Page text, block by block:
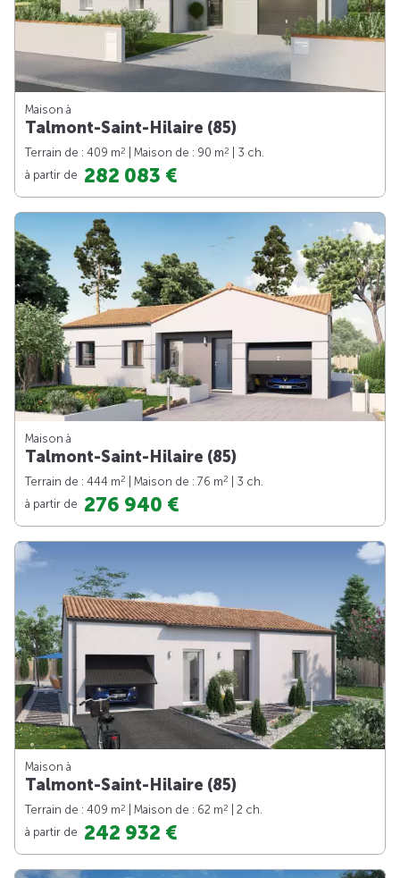
Maison à
Talmont-Saint-Hilaire (85)
Terrain de : 409 m2 | Maison de : 90 m2
| 3 ch.
à partir de 282 083 €
Maison à
Talmont-Saint-Hilaire (85)
Terrain de : 444 m2 | Maison de : 76 m2
| 3 ch.
à partir de 276 940 €
Maison à
Talmont-Saint-Hilaire (85)
Terrain de : 409 m2 | Maison de : 62 m2
| 2 ch.
à partir de 242 932 €